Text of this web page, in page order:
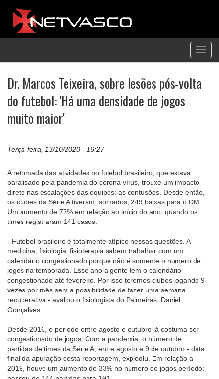
Dr. Marcos Teixeira, sobre lesões pós-volta
do futebol: 'Há uma densidade de jogos
muito maior'
Terça-feira, 13/10/2020 - 16:27
A retomada das atividades no futebol brasileiro, que estava
paralisado pela pandemia do corona vírus, trouxe um impacto
direto nas escalações das equipes: as contusões. Desde então,
os clubes da Série A tiveram, somados, 249 baixas para o DM.
Um aumento de 77% em relação ao início do ano, quando os
times registraram 141 casos.
- Futebol brasileiro é totalmente atípico nessas questões. A
medicina, fisiologia, fisioterapia sabem trabalhar com um
calendário congestionado porque não é somente o numero de
jogos na temporada. Esse ano a gente tem o calendário
congestionado até fevereiro. Por isso teremos clubes jogando 9
vezes por mês sem a possibilidade de fazer uma semana
recuperativa - avaliou o fisiologista do Palmeiras, Daniel
Gonçalves.
Desde 2016, o período entre agosto e outubro já costuma ser
congestionado de jogos. Com a pandemia, o número de
partidas de times da Série A, entre agosto e 9 de outubro - data
final da apuração desta reportagem, explodiu. Em relação a
2019, houve um aumento de 33% no número de jogos período: